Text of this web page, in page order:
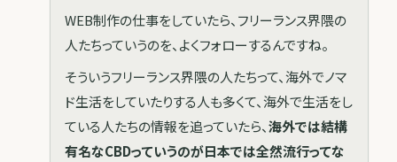
WEB制作の仕事をしていたら、フリーランス界隈の
人たちっていうのを、よくフォローするんですね。
そういうフリーランス界隈の人たちって、海外でノマ
ド生活をしていたりする人も多くて、海外で生活をし
ている人たちの情報を追っていたら、海外では結構
有名なCBDっていうのが日本では全然流行ってな